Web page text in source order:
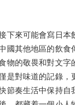
來可能會寫日本
國其他地區的飲食
物的敬畏和對文字
是對味道的記錄，
節奏生活中保持自